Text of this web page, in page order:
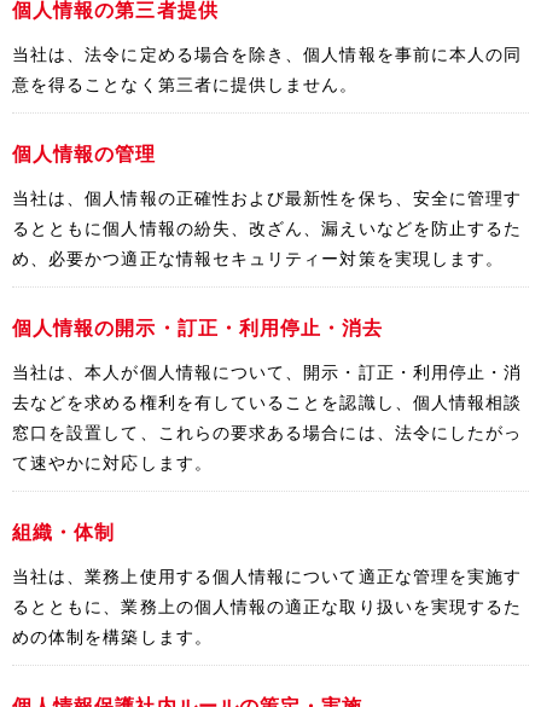
個人情報の第三者提供
当社は、法令に定める場合を除き、個人情報を事前に本人の同
意を得ることなく第三者に提供しません。
個人情報の管理
当社は、個人情報の正確性および最新性を保ち、安全に管理す
るとともに個人情報の紛失、改ざん、漏えいなどを防止するた
め、必要かつ適正な情報セキュリティー対策を実現します。
個人情報の開示・訂正・利用停止・消去
当社は、本人が個人情報について、開示・訂正・利用停止・消
去などを求める権利を有していることを認識し、個人情報相談
窓口を設置して、これらの要求ある場合には、法令にしたがっ
て速やかに対応します。
組織・体制
当社は、業務上使用する個人情報について適正な管理を実施す
るとともに、業務上の個人情報の適正な取り扱いを実現するた
めの体制を構築します。